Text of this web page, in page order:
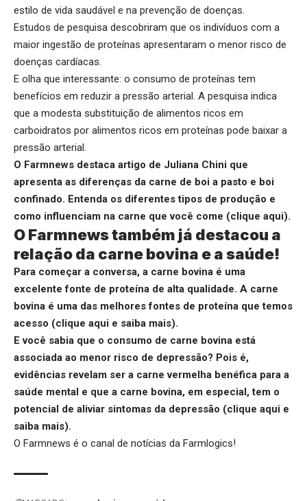
estilo de vida saudável e na prevenção de doenças.
Estudos de pesquisa descobriram que os indivíduos com a
maior ingestão de proteínas apresentaram o menor risco de
doenças cardíacas.
E olha que interessante: o consumo de proteínas tem
benefícios em reduzir a pressão arterial. A pesquisa indica
que a modesta substituição de alimentos ricos em
carboidratos por alimentos ricos em proteínas pode baixar a
pressão arterial.
O Farmnews destaca artigo de Juliana Chini que
apresenta as diferenças da carne de boi a pasto e boi
confinado. Entenda os diferentes tipos de produção e
como influenciam na carne que você come (clique aqui).
O Farmnews também já destacou a
relação da carne bovina e a saúde!
Para começar a conversa, a carne bovina é uma
excelente fonte de proteína de alta qualidade. A carne
bovina é uma das melhores fontes de proteína que temos
acesso (clique aqui e saiba mais).
E você sabia que o consumo de carne bovina está
associada ao menor risco de depressão? Pois é,
evidências revelam ser a carne vermelha benéfica para a
saúde mental e que a carne bovina, em especial, tem o
potencial de aliviar sintomas da depressão (clique aqui e
saiba mais).
O Farmnews é o canal de notícias da Farmlogics!